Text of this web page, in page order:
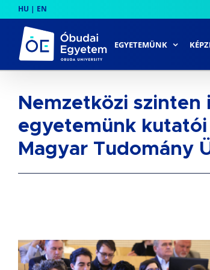
to
content
HU | EN
EGYETEMÜNK
Nemzetközi
egyetemünk
Magyar Tudomány